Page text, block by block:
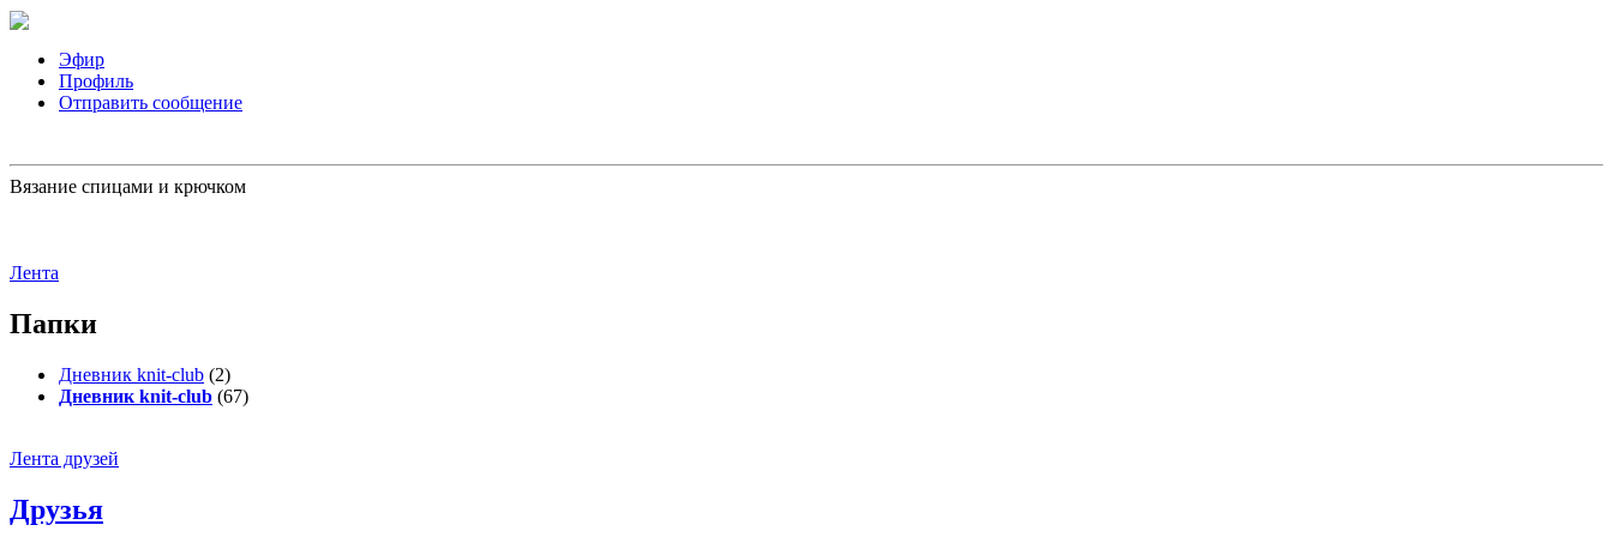
Эфир
Профиль
Отправить сообщение
Вязание спицами и крючком
Лента
Папки
Дневник knit-club (2)
Дневник knit-club (67)
Лента друзей
Друзья